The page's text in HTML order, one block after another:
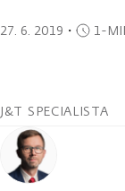
27. 6. 2019 ・ 1-
J&T SPECIALISTA